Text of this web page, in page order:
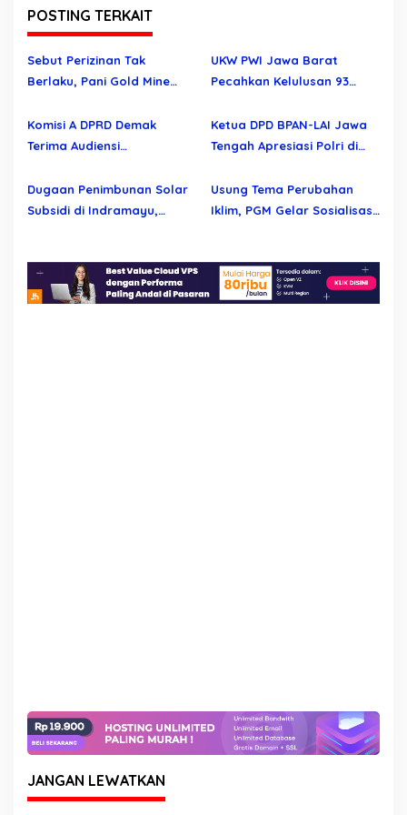
a
s
i
p
o
s
POSTING TERKAIT
Sebut Perizinan Tak
Berlaku, Pani Gold Mine
Pelanggaran Aturan
UKW PWI Jawa Barat
Pecahkan Kelulusan 93
Wartawan Profesional
Semakin Kuat
Komisi A DPRD Demak
Terima Audiensi
Seleksi Perangkat Desa
Werdoyo dan Mijen
Ketua DPD BPAN-LAI Jawa
Tengah Apresiasi Polri di
Dugaan Penimbunan Solar
Subsidi di Indramayu,
Usung Tema Perubahan
Iklim, PGM Gelar Sosialisasi
JANGAN LEWATKAN